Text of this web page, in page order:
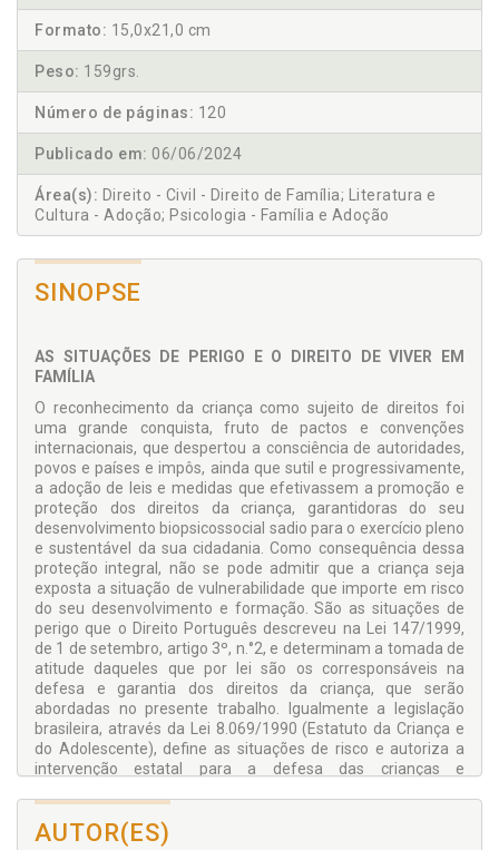
Formato: 15,0x21,0 cm
Peso: 159grs.
Número de páginas: 120
Publicado em: 06/06/2024
Área(s): Direito - Civil - Direito de Família; Literatura e
Cultura - Adoção; Psicologia - Família e Adoção
SINOPSE
AS SITUAÇÕES DE PERIGO E O DIREITO DE VIVER EM
FAMÍLIA
O reconhecimento da criança como sujeito de direitos foi
uma grande conquista, fruto de pactos e convenções
internacionais, que despertou a consciência de autoridades,
povos e países e impôs, ainda que sutil e progressivamente,
a adoção de leis e medidas que efetivassem a promoção e
proteção dos direitos da criança, garantidoras do seu
desenvolvimento biopsicossocial sadio para o exercício pleno
e sustentável da sua cidadania. Como consequência dessa
proteção integral, não se pode admitir que a criança seja
exposta a situação de vulnerabilidade que importe em risco
do seu desenvolvimento e formação. São as situações de
perigo que o Direito Português descreveu na Lei 147/1999,
de 1 de setembro, artigo 3º, n.°2, e determinam a tomada de
atitude daqueles que por lei são os corresponsáveis na
defesa e garantia dos direitos da criança, que serão
abordadas no presente trabalho. Igualmente a legislação
brasileira, através da Lei 8.069/1990 (Estatuto da Criança e
do Adolescente), define as situações de risco e autoriza a
intervenção estatal para a defesa das crianças e
importância trazer à colação a Doutrina de Proteção Integral
e os princípios norteadores da defesa dos direitos da infância
AUTOR(ES)